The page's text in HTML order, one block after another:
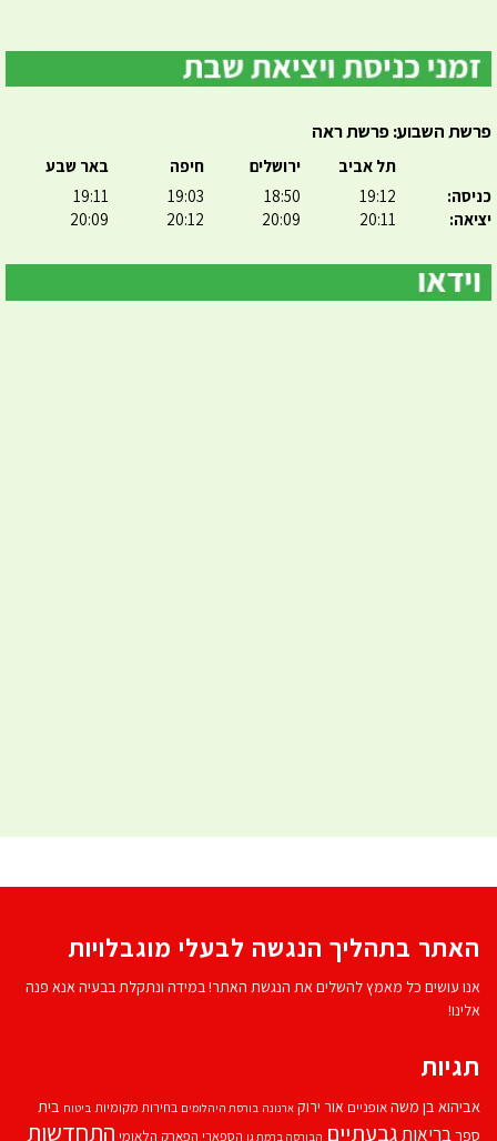
פרשת השבוע: פרשת ראה
כניסה:
יציאה:
תל אביב
19:12
20:11
ירושלים
18:50
20:09
חיפה
19:03
20:12
באר שבע
19:11
20:09
האתר בתהליך הנגשה לבעלי מוגבלויות
אנו עושים כל מאמץ להשלים את הנגשת האתר! במידה ונתקלת בבעיה אנא פנה
אלינו!
תגיות
אביהוא בן משהאופניים אור ירוק ארנונה בורסת היהלומים בחירות מקומיות ביטוח בית
ספרבריאותגבעתיים הבורסה ברמת גן הספארי הפארק הלאומי התחדשות